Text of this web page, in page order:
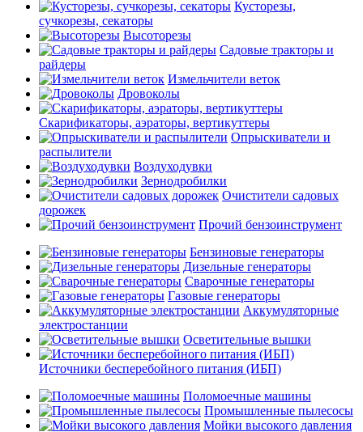
Кусторезы,
сучкорезы, секаторы
Высоторезы
Садовые тракторы и
райдеры
Измельчители веток
Дровоколы
Скарификаторы, аэраторы, вертикуттеры
Опрыскиватели и
распылители
Воздуходувки
Зернодробилки
Очистители садовых
дорожек
Прочий бензоинструмент
Бензиновые генераторы
Дизельные генераторы
Сварочные генераторы
Газовые генераторы
Аккумуляторные
электростанции
Осветительные вышки
Источники бесперебойного питания (ИБП)
Поломоечные машины
Промышленные пылесосы
Мойки высокого давления